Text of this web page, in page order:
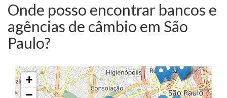
Onde posso encontrar bancos e
agências de câmbio em São
Paulo?
+
−